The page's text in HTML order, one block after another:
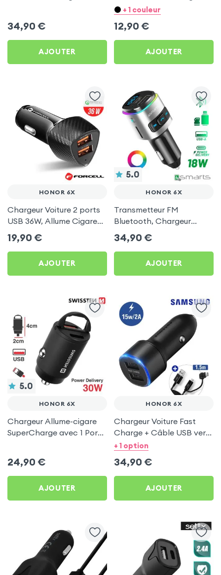
34,90 €
AJOUTER
Ultra Compact avec
+ 1 couleur
12,90 €
AJOUTER
HONOR 6X
Chargeur Voiture 2 ports
USB 36W, Allume Cigare
avec Finition Carbone
pour Honor 6X
19,90 €
AJOUTER
5.0
HONOR 6X
Transmetteur FM
Bluetooth, Chargeur
Allume-Cigare USB / USB-
C, Kit Main Libre
Multifonction - 4smarts
34,90 €
AJOUTER
5.0
HONOR 6X
Chargeur Allume-cigare
SuperCharge avec 1 Ports
24,90 €
AJOUTER
HONOR 6X
Chargeur Voiture Fast
Charge + Câble USB vers
Micro-USB et USB-C 1.5m,
Honor 6X
+ 1 option
34,90 €
AJOUTER